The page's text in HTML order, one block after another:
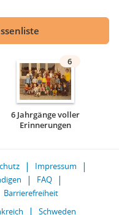
6
6 Jahrgänge voller
Erinnerungen
Impressum
FAQ
Barrierefreiheit
Schweden